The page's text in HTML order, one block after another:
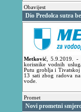
Obavijest
Dio Predolca sutra
Metković ,5.9.2019. -
korisnike vodnih
Putu groblja i
13 sati zbog radova
vode.
Promet
Novi prometni